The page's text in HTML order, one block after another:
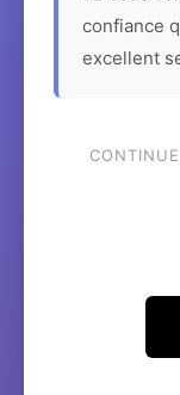
confiance
excellent